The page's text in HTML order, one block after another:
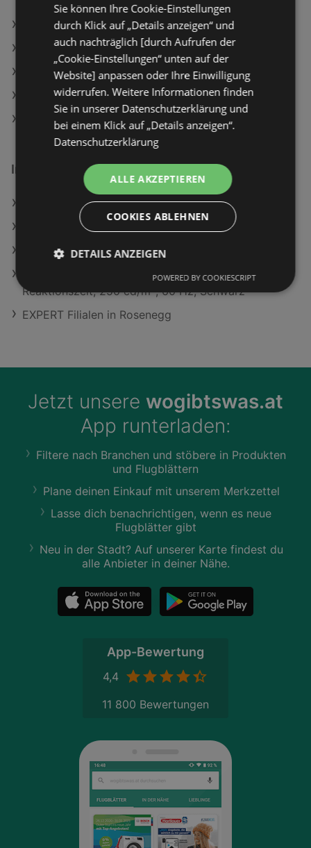
PENNY Angebote
Travel FREE Angebote
ADEG Angebote
T&G Angebote
HOFER Angebote
Interessantes auf wogibtswas.at
Nitjackie Angebote
Lidl in Sankt Pölten
Reanimal - Xbox Series X [Blu-ray]
SAMSUNG M50F 27 Zoll Monitor, Full-HD, 5 ms
Reaktionszeit, 250 cd/m², 60 Hz, Schwarz
EXPERT Filialen in Rosenegg
Jetzt unsere wogibtswas.at
App runterladen:
Filtere nach Branchen und stöbere in Produkten
und Flugblättern
Plane deinen Einkauf mit unserem Merkzettel
Lasse dich benachrichtigen, wenn es neue
Flugblätter gibt
Neu in der Stadt? Auf unserer Karte findest du
alle Anbieter in deiner Nähe.
App-Bewertung
4,4
11 800 Bewertungen
Sie können Ihre Cookie-Einstellungen
durch Klick auf „Details anzeigen“ und
auch nachträglich [durch Aufrufen der
„Cookie-Einstellungen“ unten auf der
Website] anpassen oder Ihre Einwilligung
widerrufen. Weitere Informationen finden
Sie in unserer Datenschutzerklärung und
bei einem Klick auf „Details anzeigen“.
Datenschutzerklärung
ALLE AKZEPTIEREN
COOKIES ABLEHNEN
DETAILS ANZEIGEN
POWERED BY COOKIESCRIPT